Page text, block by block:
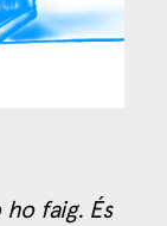
faig. És